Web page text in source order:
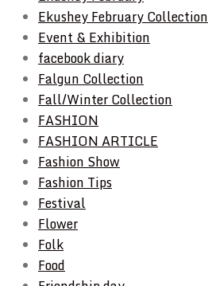
Ekushey February Collection
Event & Exhibition
facebook diary
Falgun Collection
Fall/Winter Collection
FASHION
FASHION ARTICLE
Fashion Show
Fashion Tips
Festival
Flower
Folk
Food